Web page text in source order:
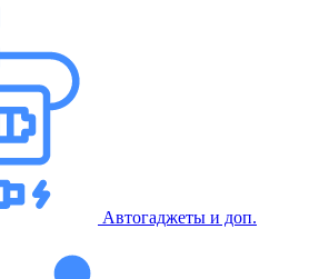
Автогаджеты и доп.